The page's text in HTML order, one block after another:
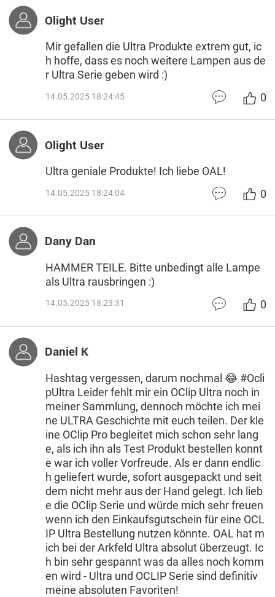
Olight User
Mir gefallen die Ultra Produkte extrem gut, ic
h hoffe, dass es noch weitere Lampen aus de
r Ultra Serie geben wird :)
14.05.2025 18:24:45 0
Olight User
Ultra geniale Produkte! Ich liebe OAL!
14.05.2025 18:24:04 0
Dany Dan
HAMMER TEILE. Bitte unbedingt alle Lampe
als Ultra rausbringen :)
14.05.2025 18:23:31 0
Daniel K
Hashtag vergessen, darum nochmal 😂 #Ocli
pUltra Leider fehlt mir ein OClip Ultra noch in
meiner Sammlung, dennoch möchte ich mei
ne ULTRA Geschichte mit euch teilen. Der kle
ine OClip Pro begleitet mich schon sehr lang
e, als ich ihn als Test Produkt bestellen konnt
e war ich voller Vorfreude. Als er dann endlic
h geliefert wurde, sofort ausgepackt und seit
dem nicht mehr aus der Hand gelegt. Ich lieb
e die OClip Serie und würde mich sehr freuen
wenn ich den Einkaufsgutschein für eine OCL
IP Ultra Bestellung nutzen könnte. OAL hat m
ich bei der Arkfeld Ultra absolut überzeugt. Ic
h bin sehr gespannt was da alles noch komm
en wird - Ultra und OCLIP Serie sind definitiv
meine absoluten Favoriten!